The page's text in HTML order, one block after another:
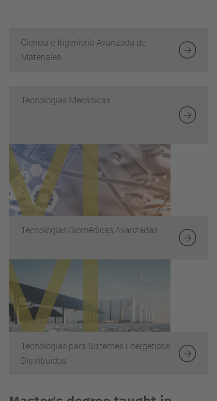
Ciencia e Ingeniería Avanzada de
Materiales
Tecnologías Mecánicas
Tecnologías Biomédicas Avanzadas
Tecnologías para Sistemes Energéticos
Distribuidos